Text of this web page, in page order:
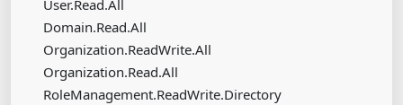
User.Read.All
Domain.Read.All
Organization.ReadWrite.All
Organization.Read.All
RoleManagement.ReadWrite.Directory